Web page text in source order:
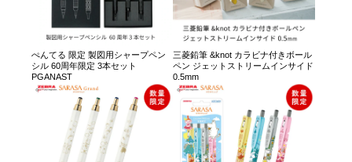
ぺんてる 限定 製図用シャープペン
シル 60周年限定 3本セット
PGANAST
三菱鉛筆 &knot カラビナ付きボール
ペン ジェットストリームインサイド
0.5mm